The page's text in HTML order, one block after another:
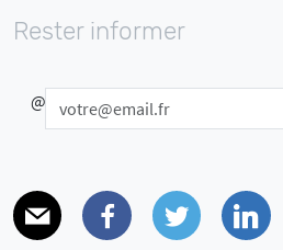
Rester informer
@